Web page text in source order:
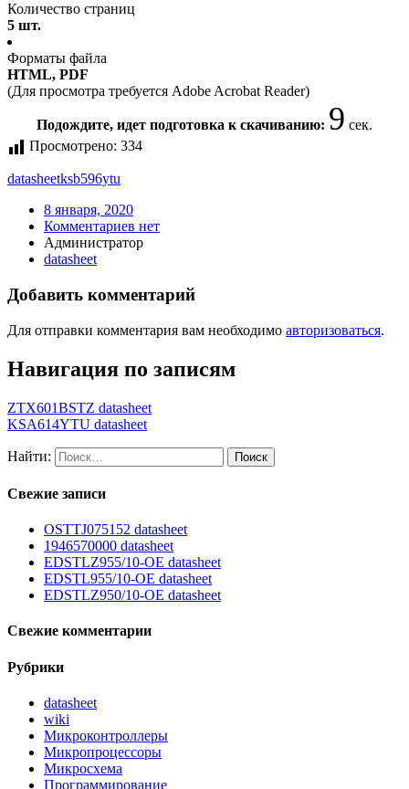
Количество страниц
5 шт.
Форматы файла
HTML, PDF
(Для просмотра требуется Adobe Acrobat Reader)
Подождите, идет подготовка к скачиванию: 9 сек.
Просмотрено: 334
datasheetksb596ytu
8 января, 2020
Комментариев нет
Администратор
datasheet
Добавить комментарий
Для отправки комментария вам необходимо авторизоваться.
Навигация по записям
ZTX601BSTZ datasheet
KSA614YTU datasheet
Найти:
Свежие записи
OSTTJ075152 datasheet
1946570000 datasheet
EDSTLZ955/10-OE datasheet
EDSTL955/10-OE datasheet
EDSTLZ950/10-OE datasheet
Свежие комментарии
Рубрики
datasheet
wiki
Микроконтроллеры
Микропроцессоры
Микросхема
Программирование